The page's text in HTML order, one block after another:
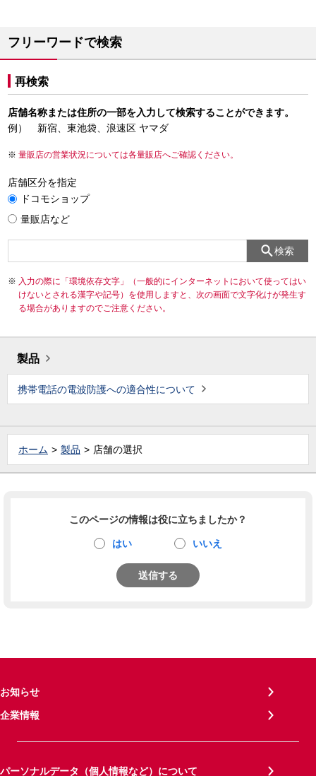
フリーワードで検索
再検索
店舗名称または住所の一部を入力して検索することができます。
例） 新宿、東池袋、浪速区 ヤマダ
量販店の営業状況については各量販店へご確認ください。
店舗区分を指定
ドコモショップ
量販店など
検索
入力の際に「環境依存文字」（一般的にインターネットにおいて使ってはい
けないとされる漢字や記号）を使用しますと、次の画面で文字化けが発生す
る場合がありますのでご注意ください。
製品
携帯電話の電波防護への適合性について
ホーム 製品 店舗の選択
このページの情報は役に立ちましたか？
はい いいえ
送信する
お知らせ
企業情報
パーソナルデータ（個人情報など）について